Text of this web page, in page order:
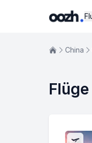
China